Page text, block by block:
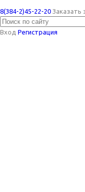
8(384-2)45-22-20 Заказать
Вход Регистрация